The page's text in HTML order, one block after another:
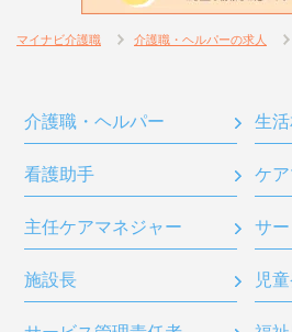
マイナビ介護職 介護職・ヘルパーの求人
介護職・ヘルパー 生
看護助手 ケ
主任ケアマネジャー サ
施設長 児